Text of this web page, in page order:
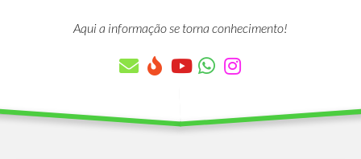
Aqui a informação se torna conhecimento!